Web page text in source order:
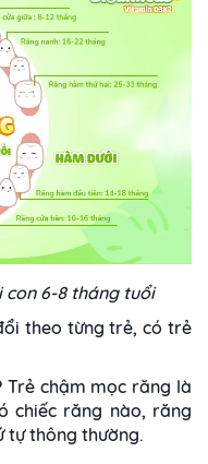
con 6-8 tháng tuổi
theo từng trẻ, có trẻ
Trẻ chậm mọc răng là
chiếc răng nào, răng
tự thông thường.